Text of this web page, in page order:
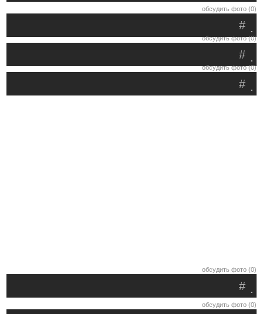
обсудить фото (0)
.
#
обсудить фото (0)
.
#
обсудить фото (0)
.
#
обсудить фото (0)
.
#
обсудить фото (0)